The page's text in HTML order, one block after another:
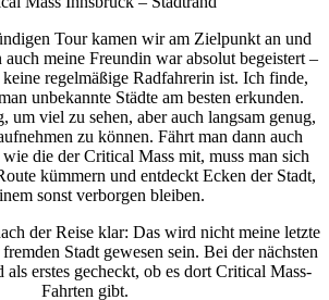
Tour kamen wir am Zielpunkt an und
meine Freundin war absolut begeistert –
regelmäßige Radfahrerin ist. Ich finde,
unbekannte Städte am besten erkunden.
um viel zu sehen, aber auch langsam genug,
zu können. Fährt man dann auch
die der Critical Mass mit, muss man sich
kümmern und entdeckt Ecken der Stadt,
sonst verborgen bleiben.
der Reise klar: Das wird nicht meine letzte
Stadt gewesen sein. Bei der nächsten
erstes gecheckt, ob es dort Critical Mass-
Fahrten gibt.